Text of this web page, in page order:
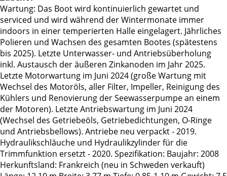
Wartung: Das Boot wird kontinuierlich gewartet und
serviced und wird während der Wintermonate immer
indoors in einer temperierten Halle eingelagert. Jährliches
Polieren und Wachsen des gesamten Bootes (spätestens
bis 2025). Letzte Unterwasser- und Antriebsüberholung
inkl. Austausch der äußeren Zinkanoden im Jahr 2025.
Letzte Motorwartung im Juni 2024 (große Wartung mit
Wechsel des Motoröls, aller Filter, Impeller, Reinigung des
Kühlers und Renovierung der Seewasserpumpe an einem
der Motoren). Letzte Antriebswartung im Juni 2024
(Wechsel des Getriebeöls, Getriebedichtungen, O-Ringe
und Antriebsbellows). Antriebe neu verpackt - 2019.
Hydraulikschläuche und Hydraulikzylinder für die
Trimmfunktion ersetzt - 2020. Spezifikation: Baujahr: 2008
Herkunftsland: Frankreich (neu in Schweden verkauft)